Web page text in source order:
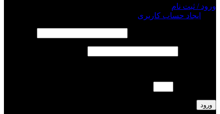
ورود / ثبت نام
ایجاد حساب کاربری
ورود